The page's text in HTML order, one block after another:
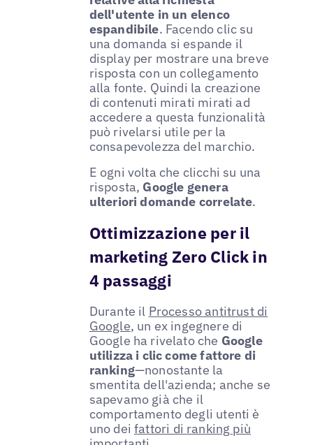
dell'utente in un elenco
espandibile. Facendo clic su
una domanda si espande il
display per mostrare una breve
risposta con un collegamento
alla fonte. Quindi la creazione
di contenuti mirati mirati ad
accedere a questa funzionalità
può rivelarsi utile per la
consapevolezza del marchio.
E ogni volta che clicchi su una
risposta, Google genera
ulteriori domande correlate.
Ottimizzazione per il
marketing Zero Click in
4 passaggi
Durante il Processo antitrust di
Google, un ex ingegnere di
Google ha rivelato che Google
utilizza i clic come fattore di
ranking—nonostante la
smentita dell'azienda; anche se
sapevamo già che il
comportamento degli utenti è
uno deifattori di ranking più